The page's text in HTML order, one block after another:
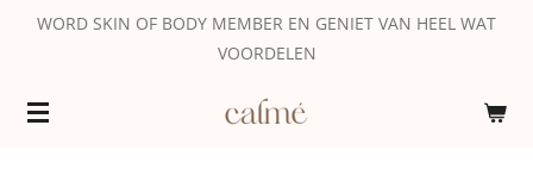
de
WORD SKIN OF BODY MEMBER EN GENIET VAN HEEL WAT
VOORDELEN